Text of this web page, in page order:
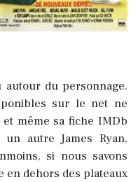
du personnage.
sur le net ne
même sa fiche IMDb
autre James Ryan,
si nous savons
en dehors des plateaux